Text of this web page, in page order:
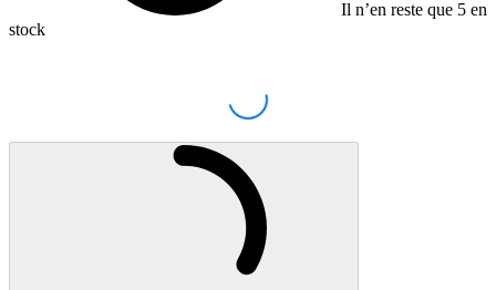
Il n’en reste que 5 en
stock
Loading...